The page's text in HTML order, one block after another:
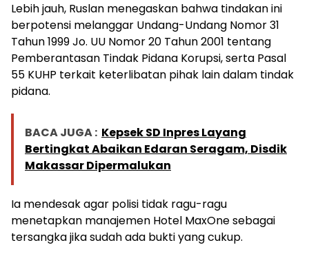
Lebih jauh, Ruslan menegaskan bahwa tindakan ini
berpotensi melanggar Undang-Undang Nomor 31
Tahun 1999 Jo. UU Nomor 20 Tahun 2001 tentang
Pemberantasan Tindak Pidana Korupsi, serta Pasal
55 KUHP terkait keterlibatan pihak lain dalam tindak
pidana.
BACA JUGA : Kepsek SD Inpres Layang
Bertingkat Abaikan Edaran Seragam, Disdik
Makassar Dipermalukan
Ia mendesak agar polisi tidak ragu-ragu
menetapkan manajemen Hotel MaxOne sebagai
tersangka jika sudah ada bukti yang cukup.